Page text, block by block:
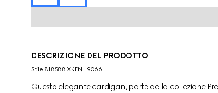
DESCRIZIONE DEL PRODOTTO
Stile ‎818588 XKENL 9066
Questo elegante cardigan, parte della collezione